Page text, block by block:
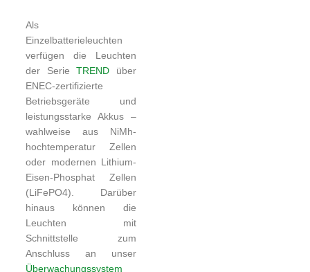
Als
Einzelbatterieleuchten
verfügen die Leuchten
der SerieTREND über
ENEC-zertifizierte
Betriebsgeräte und
leistungsstarke Akkus –
wahlweise aus NiMh-
hochtemperatur Zellen
oder modernen Lithium-
Eisen-Phosphat Zellen
(LiFePO4). Darüber
hinaus können die
Leuchten mit
Schnittstelle zum
Anschluss an unser
Überwachungssystem